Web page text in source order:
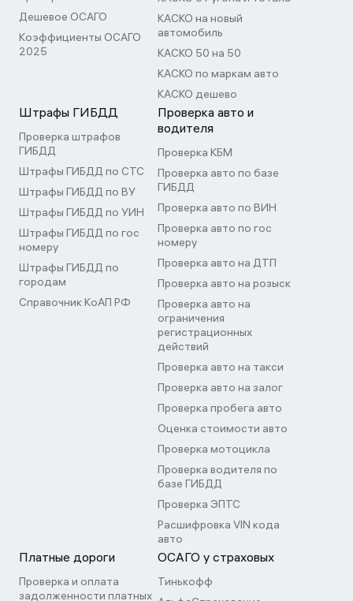
Дешевое ОСАГО
Коэффициенты ОСАГО
2025
КАСКО на новый
автомобиль
КАСКО 50 на 50
КАСКО по маркам авто
КАСКО дешево
Штрафы ГИБДД
Проверка штрафов
ГИБДД
Штрафы ГИБДД по СТС
Штрафы ГИБДД по ВУ
Штрафы ГИБДД по УИН
Штрафы ГИБДД по гос
номеру
Штрафы ГИБДД по
городам
Справочник КоАП РФ
Проверка авто и
водителя
Проверка КБМ
Проверка авто по базе
ГИБДД
Проверка авто по ВИН
Проверка авто по гос
номеру
Проверка авто на ДТП
Проверка авто на розыск
Проверка авто на
ограничения
регистрационных
действий
Проверка авто на такси
Проверка авто на залог
Проверка пробега авто
Оценка стоимости авто
Проверка мотоцикла
Проверка водителя по
базе ГИБДД
Проверка ЭПТС
Расшифровка VIN кода
авто
Платные дороги
Проверка и оплата
задолженности платных
ОСАГО у страховых
Тинькофф